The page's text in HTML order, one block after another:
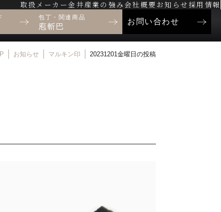
取扱メーカー金井産業の強み 会社概要お知らせ 採用情報
包丁・関連商品
庖斬巴
お問い合わせ
お知らせ マルキン印 20231201金曜日の投稿